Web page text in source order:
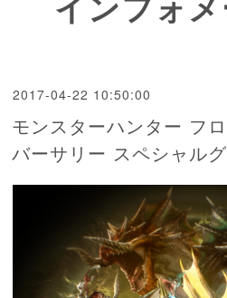
2017-04-22 10:50:00
モンスターハンター フ
バーサリー スペシャル